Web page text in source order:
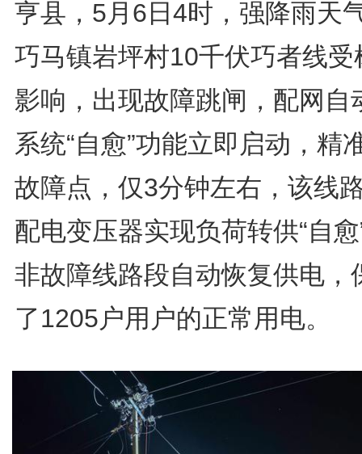
亨县，5月6日4时，强降雨天
巧马镇岩坪村10千伏巧者线受
影响，出现故障跳闸，配网自
系统“自愈”功能立即启动，精
故障点，仅3分钟左右，该线
配电变压器实现负荷转供“自
非故障线路段自动恢复供电，
了1205户用户的正常用电。